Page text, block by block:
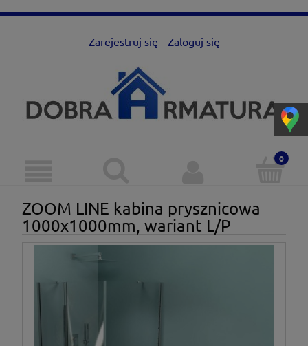
Zarejestruj się Zaloguj się
ZOOM LINE kabina prysznicowa
1000x1000mm, wariant L/P